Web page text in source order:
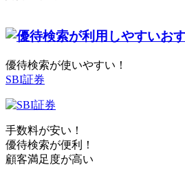
優待検索が使いやすい！
SBI証券
手数料が安い！
優待検索が便利！
顧客満足度が高い